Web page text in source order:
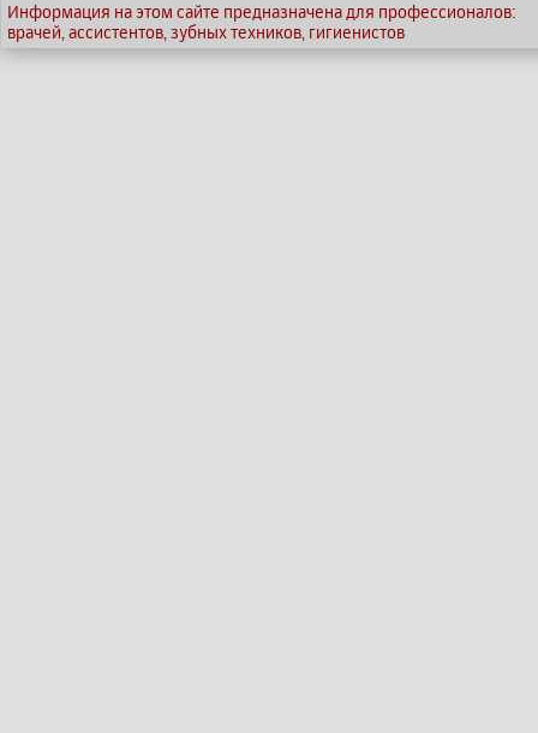
Информация на этом сайте предназначена для профессионалов:
врачей, ассистентов, зубных техников, гигиенистов